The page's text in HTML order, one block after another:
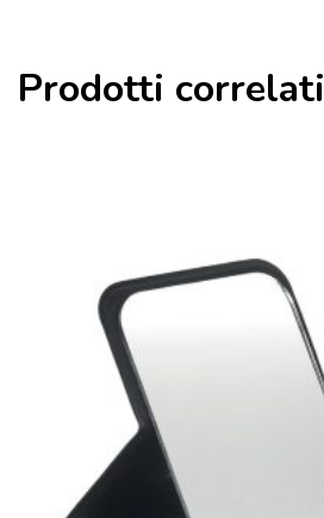
Prodotti correlati